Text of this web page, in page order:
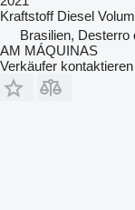
Kraftstoff Diesel
Brasilien, Desterro
AM MÁQUINAS
Verkäufer kontaktieren